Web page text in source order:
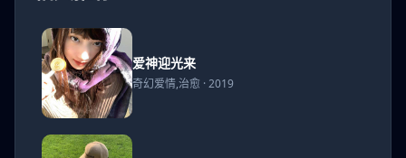
爱神
迎光
来
爱神迎光来
奇幻爱情,治愈 · 2019